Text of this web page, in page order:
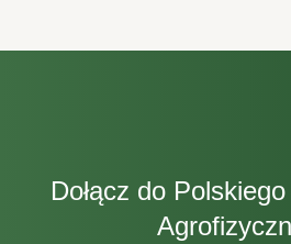
Dołącz do